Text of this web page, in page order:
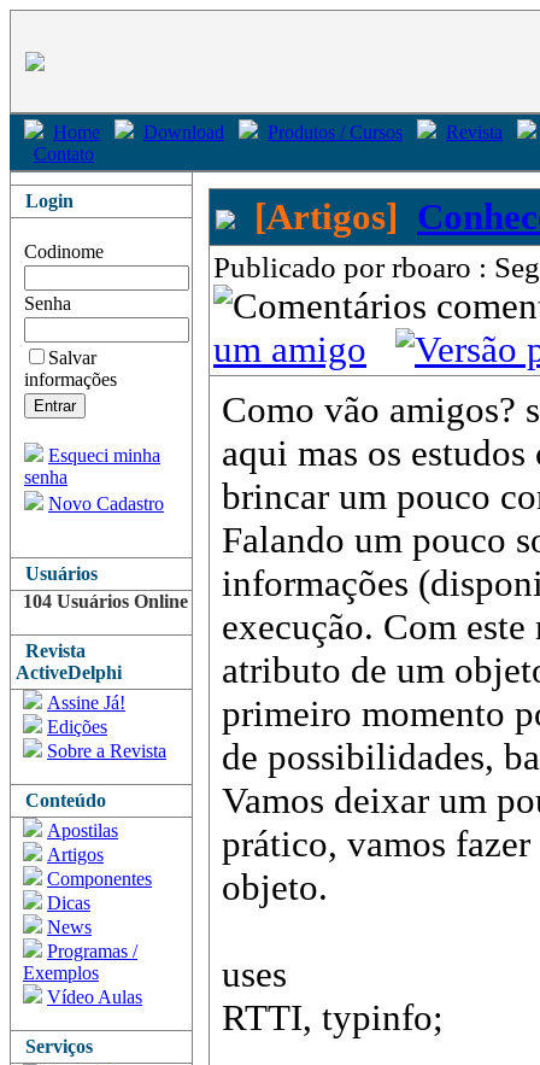
Home Download Produtos / Cursos
Revista
Contato
Login
Codinome
Senha
Salvar
informações
Esqueci minha
senha
Novo Cadastro
Usuários
104 Usuários Online
Revista
ActiveDelphi
Assine Já!
Edições
Sobre a Revista
Conteúdo
Apostilas
Artigos
Componentes
Dicas
News
Programas /
Exemplos
Vídeo Aulas
Serviços
[Artigos]
Publicado por rboaro :
um amigo
Como vão amigos?
aqui mas os
brincar um pouco
Falando um pouco
informações
execução. Com
atributo de um
primeiro momento
de possibilidades,
Vamos deixar um
prático, vamos
objeto.
uses
RTTI, typinfo;